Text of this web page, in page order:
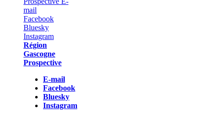
Région
Gascogne
Prospective
E-mail
Facebook
Bluesky
Instagram